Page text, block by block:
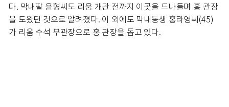
다. 막내딸 윤형씨도 리움 개관 전까지 이곳을 드나들며 홍 관장
을 도왔던 것으로 알려졌다. 이 외에도 막내동생 홍라영씨(45)
가 리움 수석 부관장으로 홍 관장을 돕고 있다.